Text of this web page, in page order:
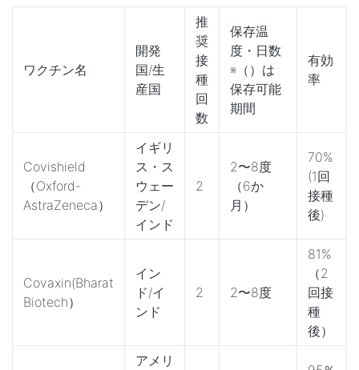
ワクチン名
開発
国/生
産国
推
奨
接
種
回
数
保存温
度・日数
※（）は
保存可能
期間
有効
率
Covishield
（Oxford-
AstraZeneca）
イギリ
ス・ス
ウェー
デン/
インド
2
2〜8度
（6か
月）
70%
(1回
接種
後)
Covaxin(Bharat
Biotech）
イン
ド/イ
ンド
2 2〜8度
81%
（2
回接
種
後）
アメリ